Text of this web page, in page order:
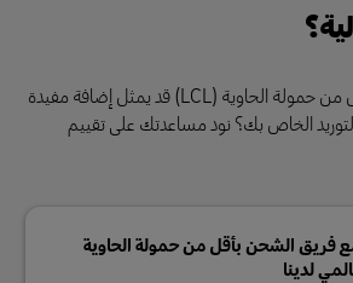
هل تعتقد أن الشحن بأقل من حمولة الحاوية (LCL) قد يمثل إضافة مفيدة
الخاص بك؟ نود مساعدتك على تقييم
فريق الشحن بأقل من حمولة الحاوية